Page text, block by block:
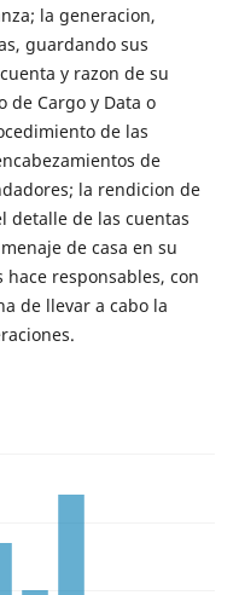
la generacion,
guardando sus
y razon de su
de Cargo y Data o
de las
de
la rendicion de
detalle de las cuentas
de casa en su
responsables, con
de llevar a cabo la